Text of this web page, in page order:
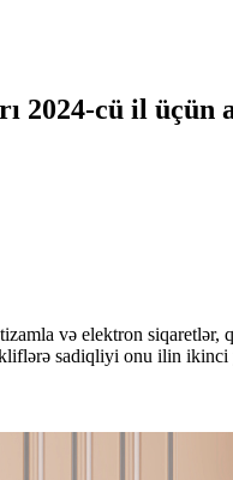
2024-cü il
və elektron siqaretlər,
sadiqliyi onu ilin ikinci